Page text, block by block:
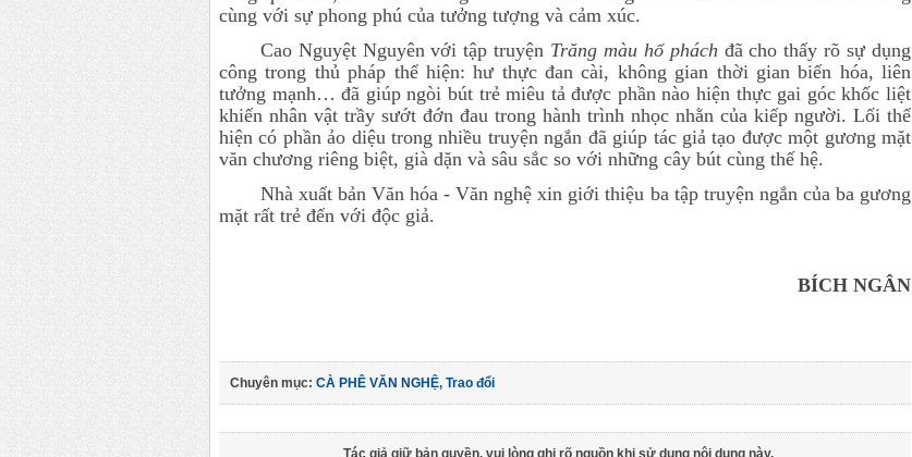
cùng với sự phong phú của tưởng tượng và cảm xúc.
Cao Nguyệt Nguyên với tập truyện Trăng màu hổ phách đã cho thấy rõ sự dụng
công trong thủ pháp thể hiện: hư thực đan cài, không gian thời gian biến hóa, liên
tưởng mạnh… đã giúp ngòi bút trẻ miêu tả được phần nào hiện thực gai góc khốc liệt
khiến nhân vật trầy sướt đớn đau trong hành trình nhọc nhằn của kiếp người. Lối thể
hiện có phần ảo diệu trong nhiều truyện ngắn đã giúp tác giả tạo được một gương mặt
văn chương riêng biệt, già dặn và sâu sắc so với những cây bút cùng thế hệ.
Nhà xuất bản Văn hóa - Văn nghệ xin giới thiệu ba tập truyện ngắn của ba gương
mặt rất trẻ đến với độc giả.
BÍCH NGÂN
Chuyên mục: CÀ PHÊ VĂN NGHỆ, Trao đổi